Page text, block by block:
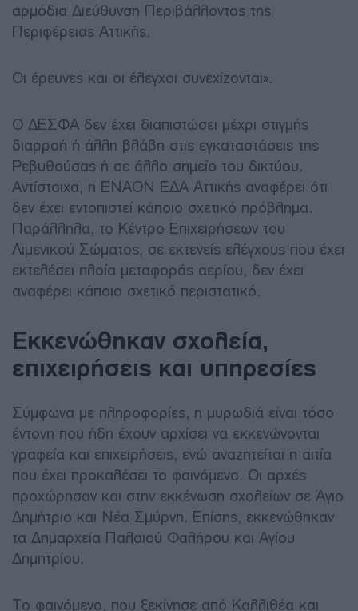
αρμόδια Διεύθυνση Περιβάλλοντος της
Περιφέρειας Αττικής.
Οι έρευνες και οι έλεγχοι συνεχίζονται».
Ο ΔΕΣΦΑ δεν έχει διαπιστώσει μέχρι στιγμής
διαρροή ή άλλη βλάβη στις εγκαταστάσεις της
Ρεβυθούσας ή σε άλλο σημείο του δικτύου.
Αντίστοιχα, η ΕΝΑΟΝ ΕΔΑ Αττικής αναφέρει ότι
δεν έχει εντοπιστεί κάποιο σχετικό πρόβλημα.
Παράλληλα, το Κέντρο Επιχειρήσεων του
Λιμενικού Σώματος, σε εκτενείς ελέγχους που έχει
εκτελέσει πλοία μεταφοράς αερίου, δεν έχει
αναφέρει κάποιο σχετικό περιστατικό.
Εκκενώθηκαν σχολεία,
επιχειρήσεις και υπηρεσίες
Σύμφωνα με πληροφορίες, η μυρωδιά είναι τόσο
έντονη που ήδη έχουν αρχίσει να εκκενώνονται
γραφεία και επιχειρήσεις, ενώ αναζητείται η αιτία
που έχει προκαλέσει το φαινόμενο. Οι αρχές
προχώρησαν και στην εκκένωση σχολείων σε Άγιο
Δημήτριο και Νέα Σμύρνη. Επίσης, εκκενώθηκαν
τα Δημαρχεία Παλαιού Φαλήρου και Αγίου
Δημητρίου.
Το φαινόμενο, που ξεκίνησε από Καλλιθέα και